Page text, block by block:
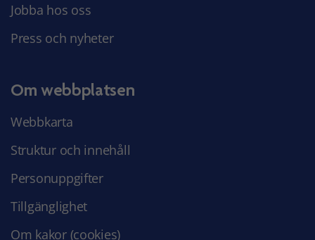
Jobba hos oss
Press och nyheter
Om webbplatsen
Webbkarta
Struktur och innehåll
Personuppgifter
Tillgänglighet
Om kakor (cookies)